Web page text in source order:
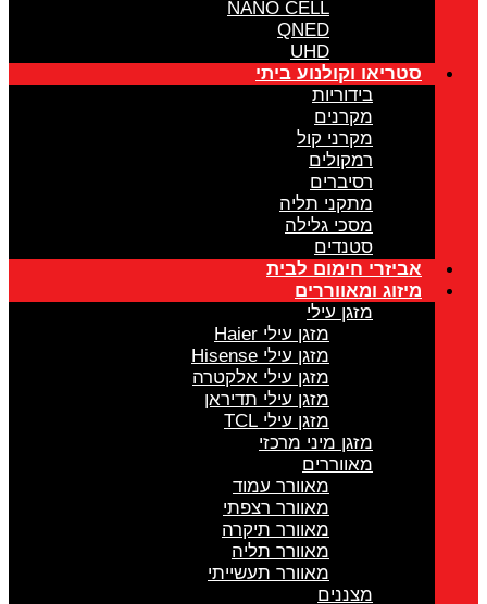
NANO CELL
QNED
UHD
סטריאו וקולנוע ביתי
בידוריות
מקרנים
מקרני קול
רמקולים
רסיברים
מתקני תליה
מסכי גלילה
סטנדים
אביזרי חימום לבית
מיזוג ומאווררים
מזגן עילי
מזגן עילי Haier
מזגן עילי Hisense
מזגן עילי אלקטרה
מזגן עילי תדיראן
מזגן עילי TCL
מזגן מיני מרכזי
מאווררים
מאוורר עמוד
מאוורר רצפתי
מאוורר תיקרה
מאוורר תליה
מאוורר תעשייתי
מצננים